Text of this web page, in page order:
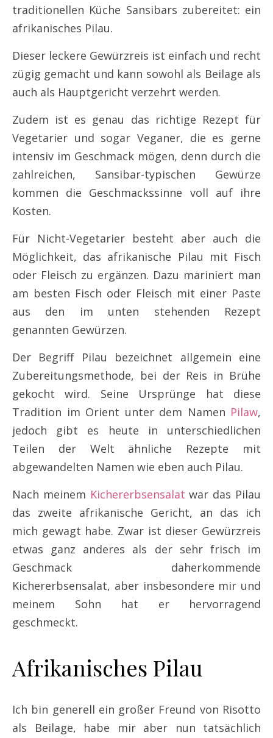
traditionellen Küche Sansibars zubereitet: ein
afrikanisches Pilau.
Dieser leckere Gewürzreis ist einfach und recht
zügig gemacht und kann sowohl als Beilage als
auch als Hauptgericht verzehrt werden.
Zudem ist es genau das richtige Rezept für
Vegetarier und sogar Veganer, die es gerne
intensiv im Geschmack mögen, denn durch die
zahlreichen, Sansibar-typischen Gewürze
kommen die Geschmackssinne voll auf ihre
Kosten.
Für Nicht-Vegetarier besteht aber auch die
Möglichkeit, das afrikanische Pilau mit Fisch
oder Fleisch zu ergänzen. Dazu mariniert man
am besten Fisch oder Fleisch mit einer Paste
aus den im unten stehenden Rezept
genannten Gewürzen.
Der Begriff Pilau bezeichnet allgemein eine
Zubereitungsmethode, bei der Reis in Brühe
gekocht wird. Seine Ursprünge hat diese
Tradition im Orient unter dem Namen Pilaw,
jedoch gibt es heute in unterschiedlichen
Teilen der Welt ähnliche Rezepte mit
abgewandelten Namen wie eben auch Pilau.
Nach meinem Kichererbsensalat war das Pilau
das zweite afrikanische Gericht, an das ich
mich gewagt habe. Zwar ist dieser Gewürzreis
etwas ganz anderes als der sehr frisch im
Geschmack daherkommende
Kichererbsensalat, aber insbesondere mir und
meinem Sohn hat er hervorragend
geschmeckt.
Afrikanisches Pilau
Ich bin generell ein großer Freund von Risotto
als Beilage, habe mir aber nun tatsächlich